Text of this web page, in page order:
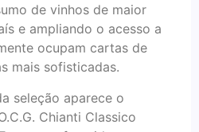
de vinhos de maior
e ampliando o acesso a
ocupam cartas de
mais sofisticadas.
seleção aparece o
Chianti Classico